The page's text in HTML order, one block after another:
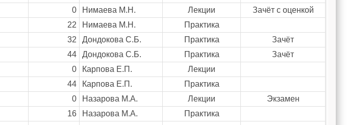
0 Нимаева М.Н. Лекции
Зачёт с оценкой
22 Нимаева М.Н.
Практика
32 Дондокова С.Б. Практика
Зачёт
44 Дондокова С.Б. Практика
Зачёт
0 Карпова Е.П.
Лекции
44 Карпова Е.П.
Практика
0 Назарова М.А. Лекции
Экзамен
16 Назарова М.А.
Практика